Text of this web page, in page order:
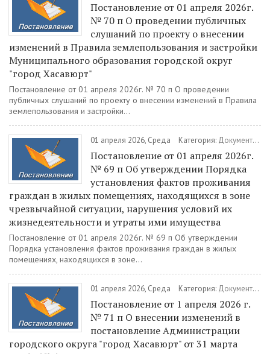
Постановление от 01 апреля 2026г.
№ 70 п О проведении публичных
слушаний по проекту о внесении
изменений в Правила землепользования и застройки
Муниципального образования городской округ
"город Хасавюрт"
Постановление от 01 апреля 2026г. № 70 п О проведении
публичных слушаний по проекту о внесении изменений в Правила
землепользования и застройки...
01 апреля 2026, Среда Категория: Документы /
Постановление от 01 апреля 2026г.
№ 69 п Об утверждении Порядка
установления фактов проживания
граждан в жилых помещениях, находящихся в зоне
чрезвычайной ситуации, нарушения условий их
жизнедеятельности и утраты ими имущества
Постановление от 01 апреля 2026г. № 69 п Об утверждении
Порядка установления фактов проживания граждан в жилых
помещениях, находящихся в зоне...
01 апреля 2026, Среда Категория: Документы /
Постановление от 1 апреля 2026 г.
№ 71 п О внесении изменений в
постановление Администрации
городского округа "город Хасавюрт" от 31 марта